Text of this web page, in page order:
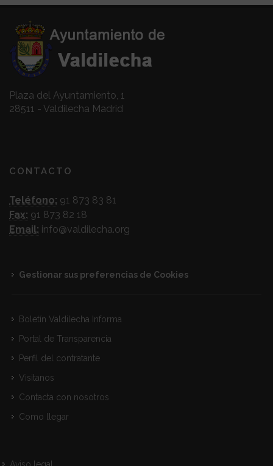
Plaza del Ayuntamiento, 1
28511 - Valdilecha Madrid
CONTACTO
Teléfono: 91 873 83 81
Fax: 91 873 82 18
Email: info@valdilecha.org
Gestionar sus preferencias de Cookies
Boletín Valdilecha Informa
Portal de Transparencia
Perfil del contratante
Visitanos
Contacta con nosotros
Como llegar
Aviso legal